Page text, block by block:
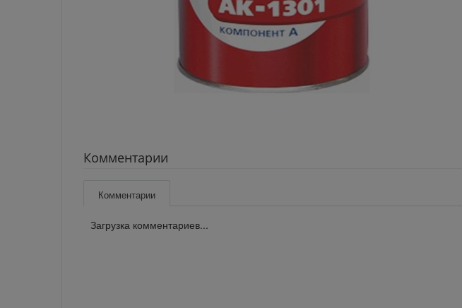
Комментарии
Комментарии
Загрузка комментариев...